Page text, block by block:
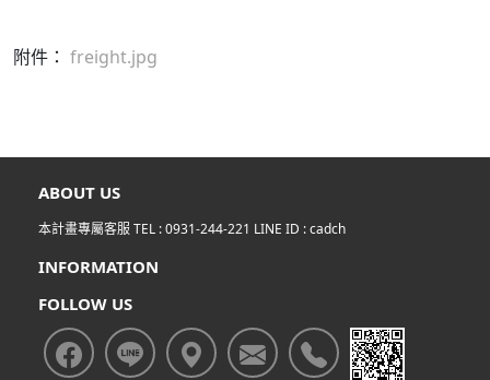
附件： freight.jpg
ABOUT US
本計畫專屬客服 TEL :0931-244-221 LINE ID :cadch
INFORMATION
FOLLOW US